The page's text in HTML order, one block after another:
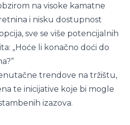
na visoke kamatne
i nisku dostupnost
sve se više potencijalnih
„Hoće li konačno doći do
trendove na tržištu,
te inicijative koje bi mogle
izazova.